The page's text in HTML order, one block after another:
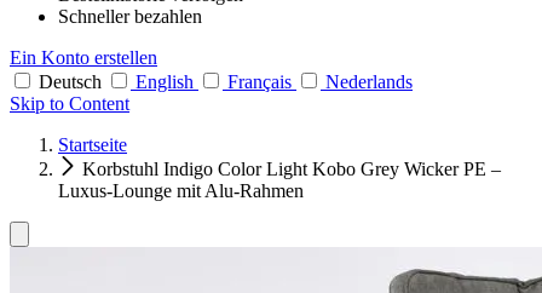
Schneller bezahlen
Ein Konto erstellen
Deutsch
English Français
Nederlands
Skip to Content
Startseite
Korbstuhl Indigo Color Light Kobo Grey Wicker PE –
Luxus-Lounge mit Alu-Rahmen